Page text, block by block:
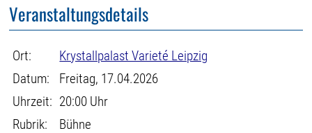
Veranstaltungsdetails
Ort:
Krystallpalast Varieté Leipzig
Datum:
Freitag, 17.04.2026
Uhrzeit: 20:00 Uhr
Rubrik:
Bühne